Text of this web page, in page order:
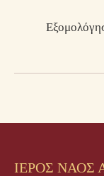
ΙΕΡΟΣ ΝΑΟΣ